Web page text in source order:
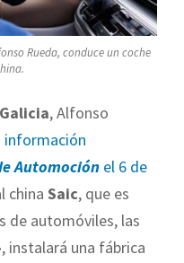
Rueda, conduce un coche
Galicia, Alfonso
información
Automoción el 6 de
china Saic, que es
de automóviles, las
instalará una fábrica